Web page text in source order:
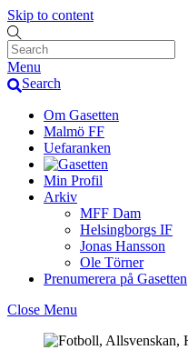
Skip to content
Menu
Search
Om Gasetten
Malmö FF
Uefaranken
Min Profil
Arkiv
MFF Dam
Helsingborgs IF
Jonas Hansson
Ole Törner
Prenumerera på Gasetten
Close Menu